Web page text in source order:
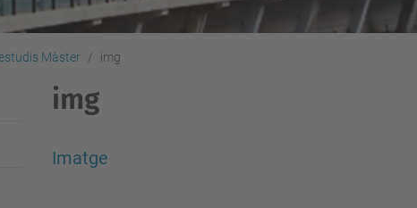
Màster img
img
Imatge